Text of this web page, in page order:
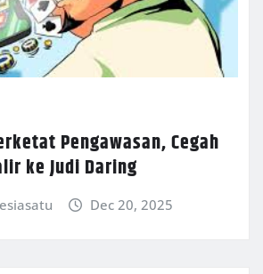
Pengawasan, Cegah
ke Judi Daring
Dec 20, 2025